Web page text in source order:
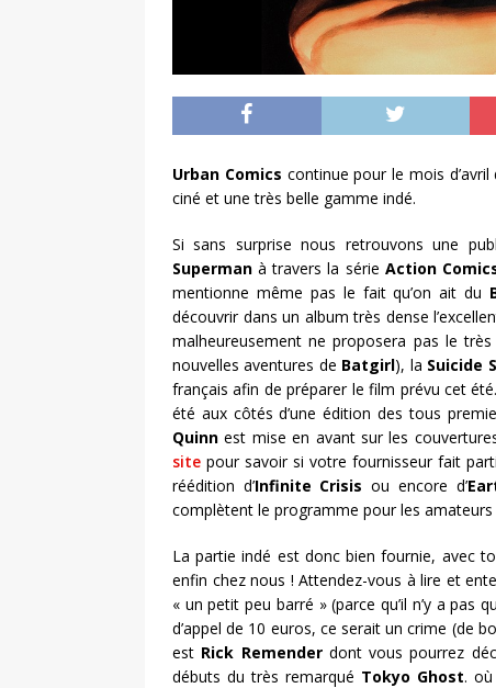
Urban Comics continue pour le mois
ciné et une très belle gamme indé.
Si sans surprise nous retrouvons une
Superman à travers la série Action
mentionne même pas le fait qu’on ait du
découvrir dans un album très dense
malheureusement ne proposera pas le
nouvelles aventures de Batgirl), la Suicide
français afin de préparer le film prévu cet
été aux côtés d’une édition des tous
Quinn est mise en avant sur les
site pour savoir si votre fournisseur fait
réédition d’Infinite Crisisou encore d’
complètent le programme pour les
La partie indé est donc bien fournie, avec
enfin chez nous ! Attendez-vous à lire et
« un petit peu barré » (parce qu’il n’y a pas
d’appel de 10 euros, ce serait un crime (de
est Rick Remenderdont vous pourrez
débuts du très remarqué Tokyo Ghost.